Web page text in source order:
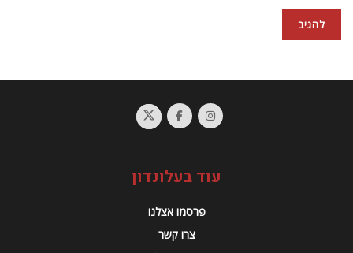
עוד בעלונדון
פרסמו אצלנו
צרו קשר